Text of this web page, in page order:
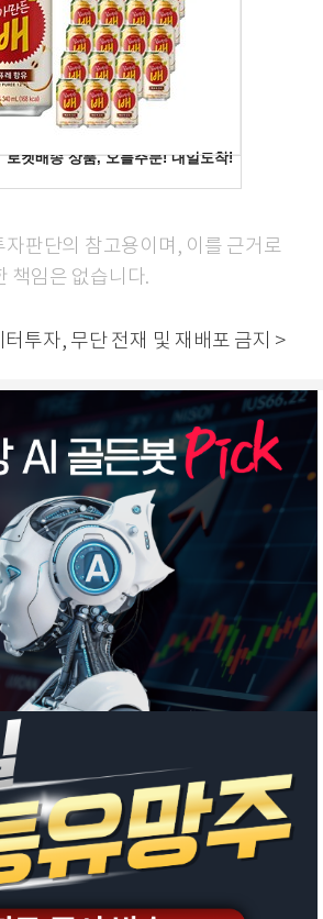
자판단의 참고용이며, 이를 근거로
책임은 없습니다.
투자, 무단 전재 및 재배포 금지 >